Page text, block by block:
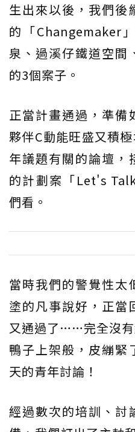
生出來以後，我們後
的「Changemaker
泉、過溪仔鐵道空間
的3個案子。
正當計畫通過，準備
夥伴C動能旺盛又積
年議題有關的論壇，
的計劃案「Let's
們看。
當時我們的警覺性太
塗的凡事說好，正當
又通過了……完全沒
鴨子上架般，皮繃緊
天的青年討論！
經過數次的培訓、討